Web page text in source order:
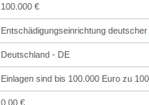
100.000 €
Entschädigungseinrichtung
Deutschland - DE
Einlagen sind bis 100.000 Euro zu
0,00 €